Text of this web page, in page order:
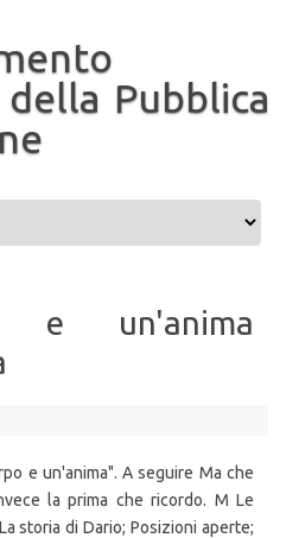
Pubblica
e un'anima
e un'anima". A seguire Ma che
la prima che ricordo. M Le
storia di Dario; Posizioni aperte;